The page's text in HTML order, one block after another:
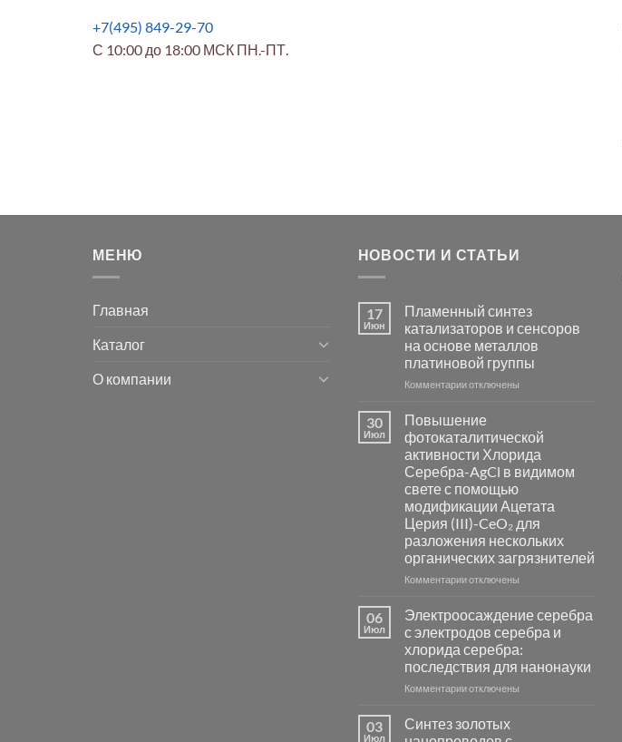
+7(495) 849-29-70
С 10:00 до 18:00 МСК ПН.-ПТ.
МЕНЮ
Главная
Каталог
О компании
НОВОСТИ И СТАТЬИ
17
Июн
Пламенный синтез
катализаторов и сенсоров
на основе металлов
платиновой группы
Комментариик
синтез
катализаторов
и
сенсоров
на
основе
металлов
платиновой
группы
отключены
30
Июл
Повышение
фотокаталитической
активности Хлорида
Серебра-AgCl в видимом
свете с помощью
модификации Ацетата
Церия (III)-CeO₂ для
разложения нескольких
органических загрязнителей
Комментариик
фотокаталитической
активности
Хлорида
Серебра-
AgCl
свете
отключены
06
Июл
Электроосаждение серебра
с электродов серебра и
хлорида серебра:
последствия для нанонауки
Комментариик
серебра
отключены
03
Июл
Синтез золотых